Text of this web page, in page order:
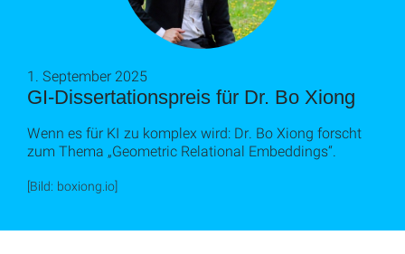
GI-Dissertationspreis für Dr. Bo Xiong
1. September 2025
Wenn es für KI zu komplex wird: Dr. Bo Xiong forscht
zum Thema „Geometric Relational Embeddings“.
[Bild: boxiong.io]